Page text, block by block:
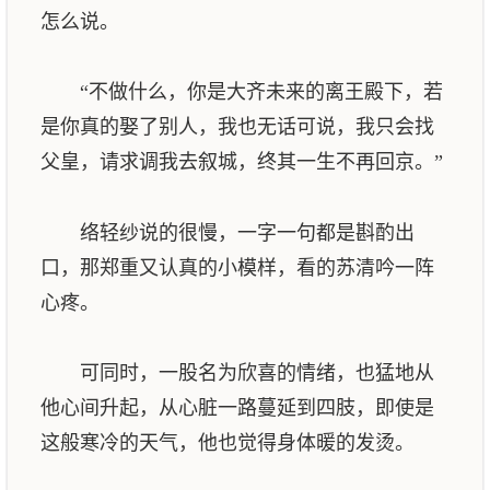
怎么说。
“不做什么，你是大齐未来的离王殿下，若
是你真的娶了别人，我也无话可说，我只会找
父皇，请求调我去叙城，终其一生不再回京。”
络轻纱说的很慢，一字一句都是斟酌出
口，那郑重又认真的小模样，看的苏清吟一阵
心疼。
可同时，一股名为欣喜的情绪，也猛地从
他心间升起，从心脏一路蔓延到四肢，即使是
这般寒冷的天气，他也觉得身体暖的发烫。